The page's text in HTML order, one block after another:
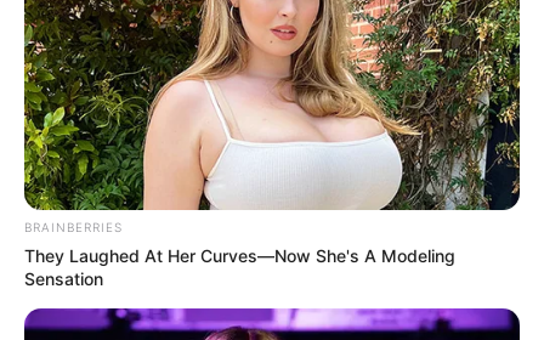
Wäre es nicht besser, wenn sich die Präsidenten und
Generäle mit Knüppeln gegenseitig erschlagen würden,
statt mit ihren Herdenarmeen so viele andere Menschen
zu ermorden?
weitere Kalauer
Quermania folgen:
BRAINBERRIES
They Laughed At Her Curves—Now She's A Modeling
Sensation